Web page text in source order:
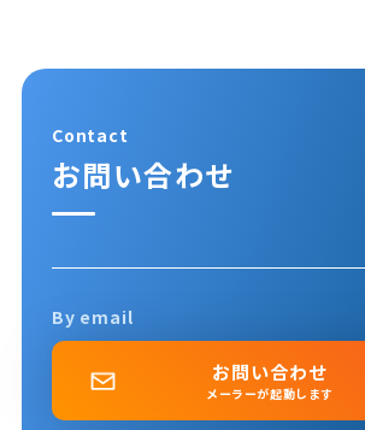
Contact
お問い合わせ
By email
お問い合わせ
メーラーが起動します